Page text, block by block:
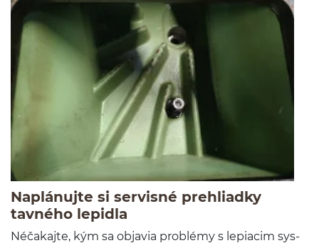
Naplánujte si servisné prehliadky
tavného lepidla
Néčaka­jte, kým sa objavia prob­lémy s lep­iacim sys­